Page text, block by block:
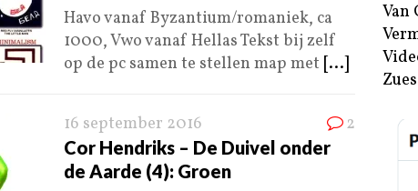
Havo vanaf Byzantium/romaniek, ca
1000, Vwo vanaf Hellas Tekst bij zelf
op de pc samen te stellen map met [...]
16 september 2016 2
Cor Hendriks – De Duivel onder
de Aarde (4): Groen
Van